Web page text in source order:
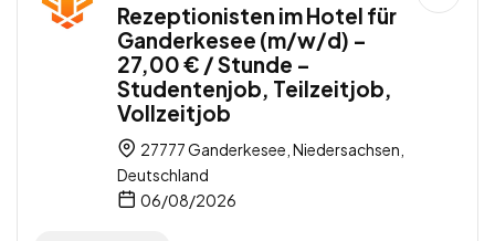
Rezeptionisten im Hotel für
Ganderkesee (m/w/d) –
27,00 € / Stunde –
Studentenjob, Teilzeitjob,
Vollzeitjob
27777 Ganderkesee, Niedersachsen,
Deutschland
06/08/2026